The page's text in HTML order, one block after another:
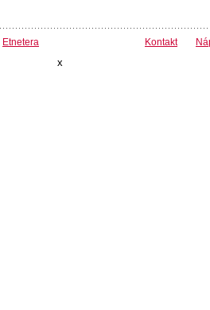
Etnetera Kontakt
x